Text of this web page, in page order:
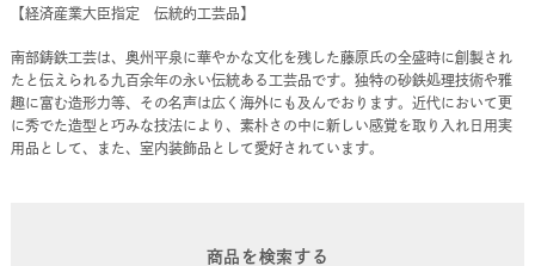
【経済産業大臣指定 伝統的工芸品】
南部鋳鉄工芸は、奥州平泉に華やかな文化を残した藤原氏の全盛時に創製され
たと伝えられる九百余年の永い伝統ある工芸品です。独特の砂鉄処理技術や雅
趣に富む造形力等、その名声は広く海外にも及んでおります。近代において更
に秀でた造型と巧みな技法により、素朴さの中に新しい感覚を取り入れ日用実
用品として、また、室内装飾品として愛好されています。
商品を検索する